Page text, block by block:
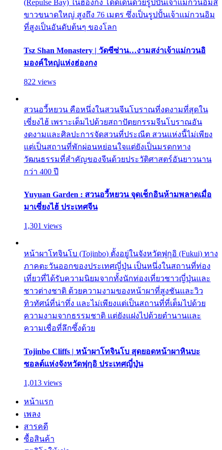
(Repulse Bay) ในฮ่องกง โดดเด่นด้วยรูปปั้นเจ้าแม่กวนอิมสี
ขาวขนาดใหญ่ สูงถึง 76 เมตร ซึ่งเป็นรูปปั้นเจ้าแม่กวนอิม
ที่สูงเป็นอันดับต้นๆ ของโลก
Tsz Shan Monastery | วัดซีซ่าน…งามสง่าเจ้าแม่กวนอิ
มองค์ใหญ่แห่งฮ่องกง
822 views
สวนอวี้หยวน คือหนึ่งในสวนจีนโบราณที่งดงามที่สุดใน
เซี่ยงไฮ้ เพราะเต็มไปด้วยสถาปัตยกรรมจีนโบราณอัน
งดงามและศิลปะการจัดสวนที่ประณีต สวนแห่งนี้ไม่เพียง
แต่เป็นสถานที่พักผ่อนหย่อนใจแต่ยังเป็นมรดกทาง
วัฒนธรรมที่สำคัญของจีนด้วยประวัติศาสตร์อันยาวนาน
กว่า 400 ปี
Yuyuan Garden : สวนอวี้หยวน จุดเช็กอินห้ามพลาดเมื่อ
มาเซี่ยงไฮ้ ประเทศจีน
1,301 views
หน้าผาโทจินโบ (Tojinbo) ตั้งอยู่ในจังหวัดฟุกุอิ (Fukui) ทาง
ภาคตะวันออกของประเทศญี่ปุ่น เป็นหนึ่งในสถานที่ท่อง
เที่ยวที่ได้รับความนิยมจากทั้งนักท่องเที่ยวชาวญี่ปุ่นและ
ชาวต่างชาติ ด้วยความงามของหน้าผาที่สูงชันและวิว
ทิวทัศน์ที่น่าทึ่ง และไม่เพียงแต่เป็นสถานที่ที่เต็มไปด้วย
ความงามจากธรรมชาติ แต่ยังแฝงไปด้วยตำนานและ
ความเชื่อที่ลึกซึ้งด้วย
Tojinbo Cliffs | หน้าผาโทจินโบ สุดยอดหน้าผาหินบะ
ซอลต์แห่งจังหวัดฟุกุอิ ประเทศญี่ปุ่น
1,013 views
หน้าแรก
เพลง
สารคดี
ซื้อสินค้า